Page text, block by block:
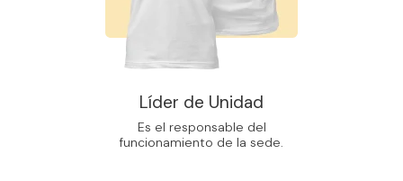
Líder de Unidad
Es el responsable del
funcionamiento de la sede.